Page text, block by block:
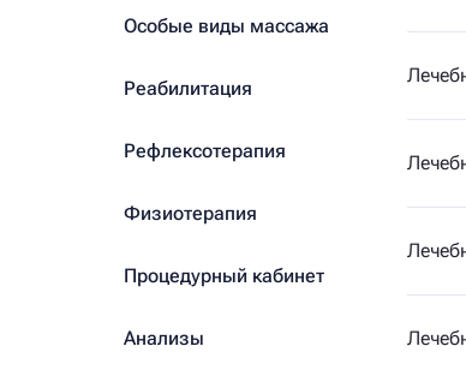
Особые виды массажа
Реабилитация
Рефлексотерапия
Физиотерапия
Процедурный кабинет
Анализы